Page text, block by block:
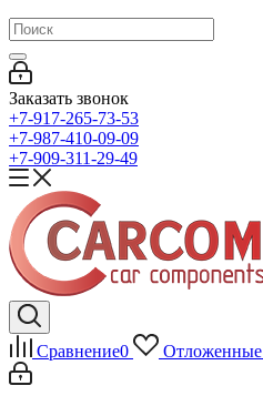
Заказать звонок
+7-917-265-73-53
+7-987-410-09-09
+7-909-311-29-49
Сравнение0 Отложенные